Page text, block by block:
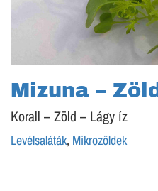
Mizuna – Zöld
Korall – Zöld – Lágy íz
Levélsaláták, Mikrozöldek